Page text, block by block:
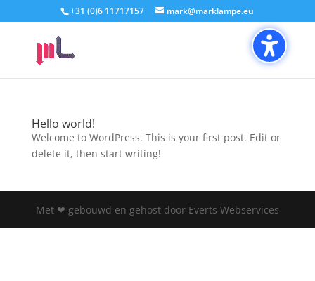
+31 (0)6 11717157 mark@marklampe.eu
Hello world!
Welcome to WordPress. This is your first post. Edit or
delete it, then start writing!
Met ❤ gebouwd en gehost door Everts Webservices